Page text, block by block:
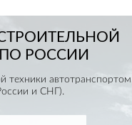
РОССИИ
техники автотранспортом
и СНГ).